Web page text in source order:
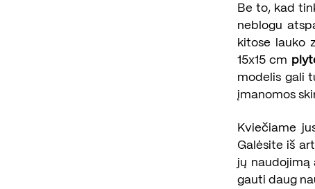
Be to, kad
neblogu
kitose lauko
15x15 cm
modelis gali
įmanomos
Kviečiame
Galėsite iš
jų naudojimą
gauti daug